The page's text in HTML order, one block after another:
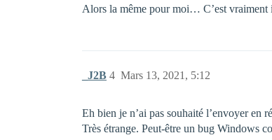
Alors la même pour moi… C’est vraiment
_J2B Mars 13, 2021, 5:12
4
Eh bien je n’ai pas souhaité l’envoyer en
Très étrange. Peut-être un bug Windows